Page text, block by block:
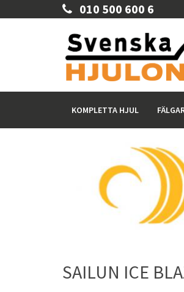
010 500 600 6
KOMPLETTA HJUL
SAILUN ICE